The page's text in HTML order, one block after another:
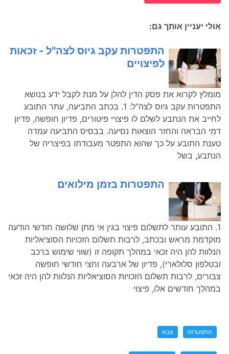
אולי יעניין אותך גם:
התפטרות עקב גיוס לצה''ל - זכאות
לפיצויים
מומלץ לקרוא את פסק הדין להלן על מנת לקבל ידע בנושא
התפטרות עקב גיוס לצה"ל: 1. בכתב התביעה, עתר התובע
לחייב את הנתבע לשלם לו פיצויי פיטורים, פדיון חופשה, פדיון
דמי הבראה והחזר הוצאות נסיעה. בבסיס התביעה עמדה
טענת התובע על כך שהוא התפטר מעבודתו בפיצריה של
הנתבע, בשל
התפטרות בזמן מילואים
1. התובע עותר לתשלום פיצוי בגין אי מתן שלושה חודשי הודעה
מוקדמת מראש ובכתב, לרבות תשלום הזכויות הסוציאליות
הנלוות להן היה זכאי במהלך תקופה זו (שווי שימוש ברכב
ובטלפון סלולארי), פדיון של ארבעה וחצי חודשי חופשה
צבורים, לרבות תשלום הזכויות הסוציאליות הנלוות להן היה זכאי
במהלך חודשים אלו, פיצוי
התפטרות צבא